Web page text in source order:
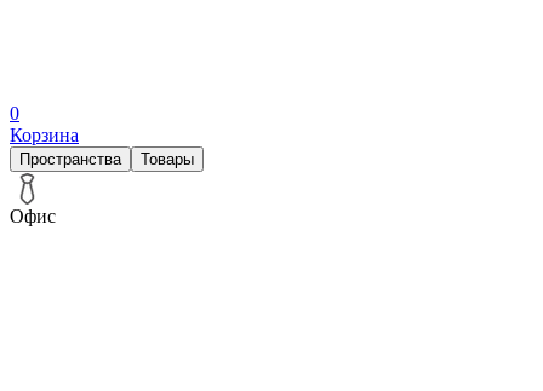
0
Корзина
Пространства Товары
Офис